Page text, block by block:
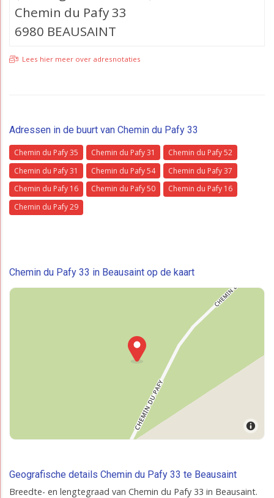
Chemin du Pafy 33
6980 BEAUSAINT
Lees hier meer over adresnotaties
Adressen in de buurt van Chemin du Pafy 33
Chemin du Pafy 35 Chemin du Pafy 31
Chemin du Pafy 52
Chemin du Pafy 31
Chemin du Pafy 54
Chemin du Pafy 37
Chemin du Pafy 16
Chemin du Pafy 50
Chemin du Pafy 16
Chemin du Pafy 29
Chemin du Pafy 33 in Beausaint op de kaart
Geografische details Chemin du Pafy 33 te Beausaint
Breedte- en lengtegraad van Chemin du Pafy 33 in Beausaint.